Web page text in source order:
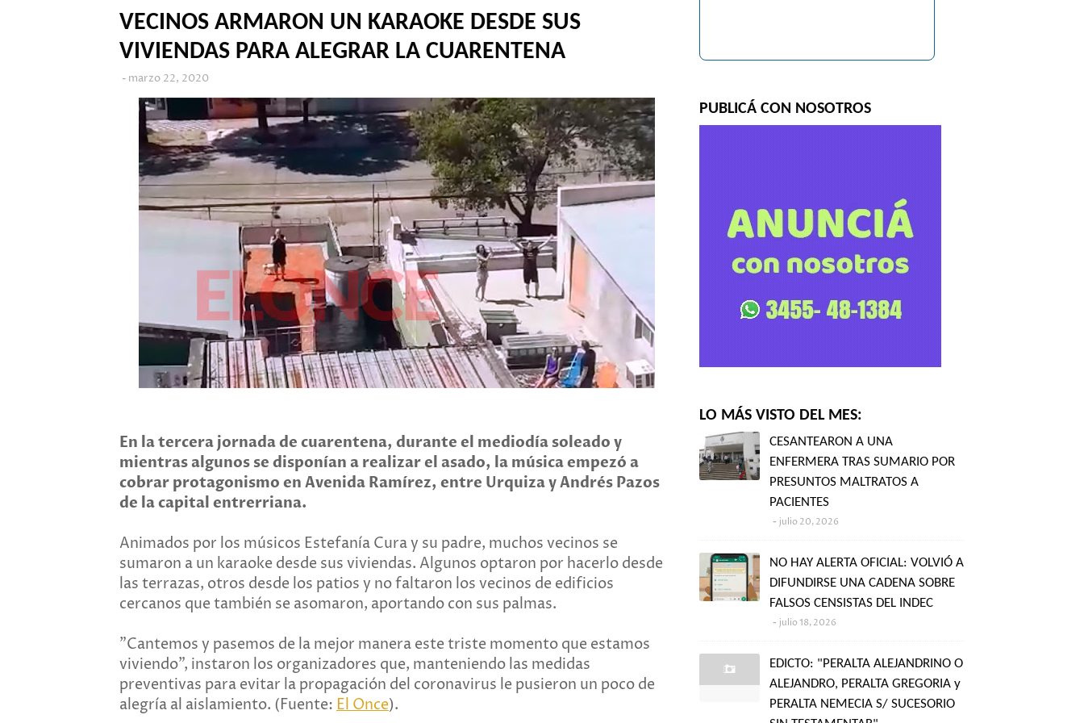
VECINOS ARMARON UN KARAOKE DESDE SUS
VIVIENDAS PARA ALEGRAR LA CUARENTENA
marzo 22, 2020
En la tercera jornada de cuarentena, durante el mediodía soleado y
mientras algunos se disponían a realizar el asado, la música empezó a
cobrar protagonismo en Avenida Ramírez, entre Urquiza y Andrés Pazos
de la capital entrerriana.
Animados por los músicos Estefanía Cura y su padre, muchos vecinos se
sumaron a un karaoke desde sus viviendas. Algunos optaron por hacerlo desde
las terrazas, otros desde los patios y no faltaron los vecinos de edificios
cercanos que también se asomaron, aportando con sus palmas.
"Cantemos y pasemos de la mejor manera este triste momento que estamos
viviendo", instaron los organizadores que, manteniendo las medidas
preventivas para evitar la propagación del coronavirus le pusieron un poco de
alegría al aislamiento. (Fuente: El Once).
PUBLICÁ CON NOSOTROS
LO MÁS VISTO DEL MES:
CESANTEARON A UNA
ENFERMERA TRAS SUMARIO POR
PRESUNTOS MALTRATOS A
PACIENTES
julio 20, 2026
NO HAY ALERTA OFICIAL: VOLVIÓ A
DIFUNDIRSE UNA CADENA SOBRE
FALSOS CENSISTAS DEL INDEC
julio 18, 2026
EDICTO: "PERALTA ALEJANDRINO O
ALEJANDRO, PERALTA GREGORIA y
PERALTA NEMECIA S/ SUCESORIO